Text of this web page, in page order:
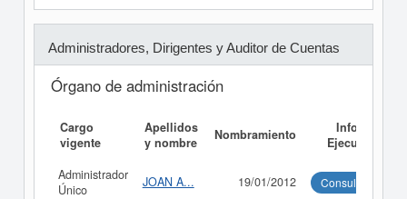
Administradores, Dirigentes y Auditor de Cuentas
Órgano de administración
Cargo
vigente
Apellidos
y nombre
Nombramiento
Informe
Ejecutivo
Administrador
Único
JOAN A... 19/01/2012 Consultar